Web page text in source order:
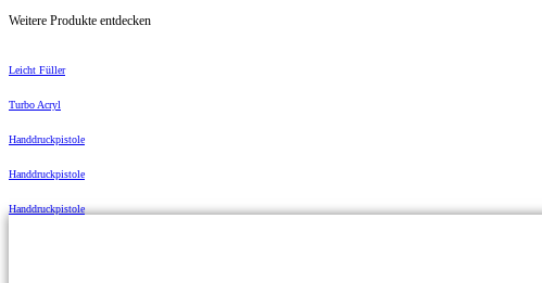
Weitere Produkte entdecken
Leicht Füller
Turbo Acryl
Handdruckpistole
Handdruckpistole
Handdruckpistole